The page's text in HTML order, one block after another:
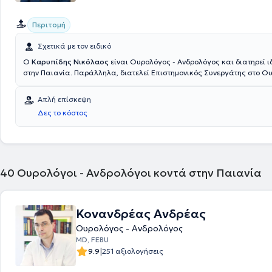
Περιτομή
Σχετικά με τον ειδικό
Ο Καρυπίδης Νικόλαος είναι Ουρολόγος - Ανδρολόγος και διατηρεί
στην Παιανία. Παράλληλα, διατελεί Επιστημονικός Συνεργάτης στο
Βιοκλινική Αθηνών. Είναι απόφοιτος της Ιατρικής σχολής του Εθνικού &
Καποδιστριακού Πανεπιστημίου Αθηνών και ειδικεύθηκε στην
Αντικαρκινικό Νοσοκομείο Αθηνών "Ο Άγιος Σάββας". Διαθέτει
στο ενεργητικό του έχει διεξάγει πληθώρα επιστημονικών μελετών
Απλή επίσκεψη
Δες το κόστος
40 Ουρολόγοι - Ανδρολόγοι κοντά στην Παιανία
Κονανδρέας Ανδρέας
Ουρολόγος - Ανδρολόγος
MD, FEBU
9.9|251 αξιολογήσεις